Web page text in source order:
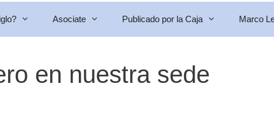
Asociate Publicado por la Caja Marco
en nuestra sede